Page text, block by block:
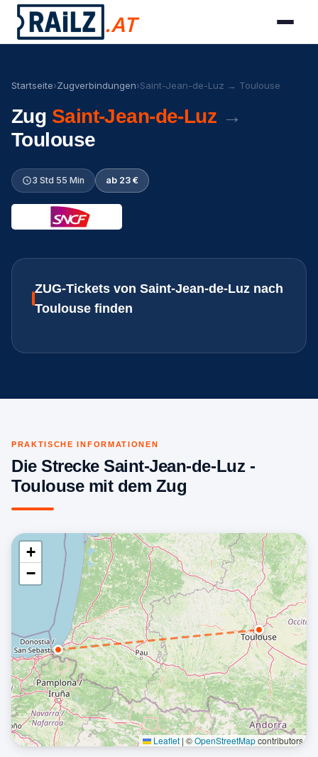
.AT
Startseite›Zugverbindungen›Saint-Jean-de-Luz → Toulouse
Zug Saint-Jean-de-Luz →
Toulouse
3 Std 55 Min ab 23 €
ZUG-Tickets von Saint-Jean-de-Luz nach
Toulouse finden
PRAKTISCHE INFORMATIONEN
Die Strecke Saint-Jean-de-Luz -
Toulouse mit dem Zug
+
−
Leaflet | ©OpenStreetMapcontributors